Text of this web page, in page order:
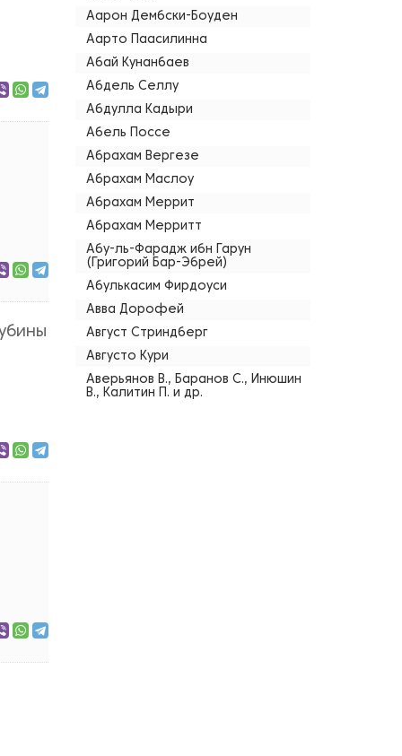
Аарон Дембски-Боуден
Аарто Паасилинна
Абай Кунанбаев
Абдель Селлу
Абдулла Кадыри
Абель Поссе
Абрахам Вергезе
Абрахам Маслоу
Абрахам Меррит
Абрахам Мерритт
Абу-ль-Фарадж ибн Гарун
(Григорий Бар-Эбрей)
Абулькасим Фирдоуси
Авва Дорофей
Август Стриндберг
Августо Кури
Аверьянов В., Баранов С., Инюшин
В., Калитин П. и др.